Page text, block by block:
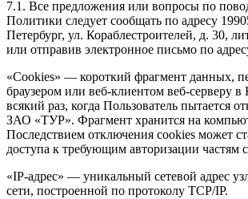
7.1. Все предложения или вопросы по
Политики следует сообщать по адресу
Петербург, ул. Кораблестроителей, д. 30,
или отправив электронное письмо по
«Cookies» — короткий фрагмент данных,
браузером или веб-клиентом веб-серверу в
всякий раз, когда Пользователь пытается
ЗАО «ТУР». Фрагмент хранится на
Последствием отключения cookies может
доступа к требующим авторизации
«IP-адрес» — уникальный сетевой адрес
сети, построенной по протоколу TCP/IP.